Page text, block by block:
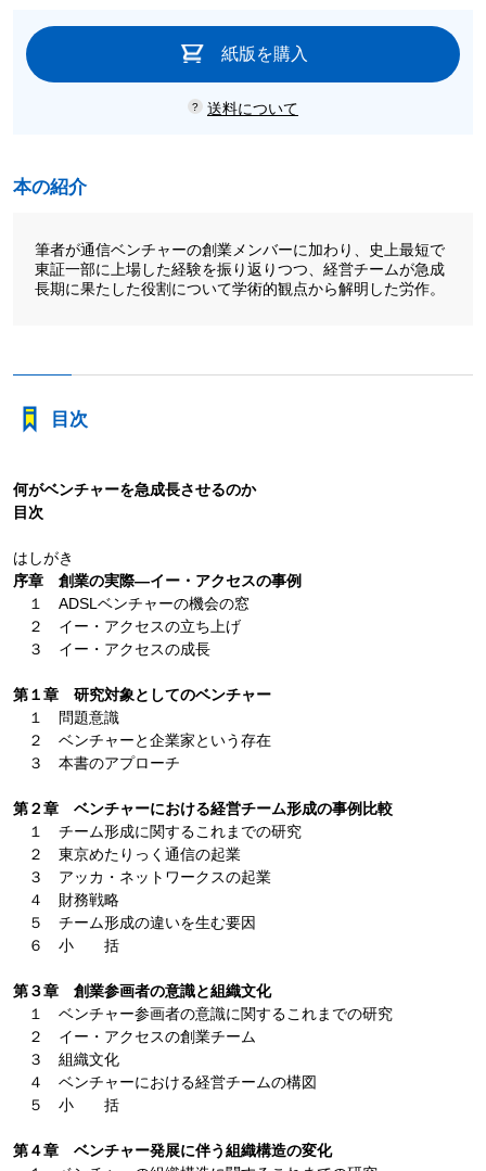
紙版を購入
送料について
本の紹介
筆者が通信ベンチャーの創業メンバーに加わり、史上最短で
東証一部に上場した経験を振り返りつつ、経営チームが急成
長期に果たした役割について学術的観点から解明した労作。
目次
何がベンチャーを急成長させるのか
目次
はしがき
序章 創業の実際―イー・アクセスの事例
１ ADSLベンチャーの機会の窓
２ イー・アクセスの立ち上げ
３ イー・アクセスの成長
第１章 研究対象としてのベンチャー
１ 問題意識
２ ベンチャーと企業家という存在
３ 本書のアプローチ
第２章 ベンチャーにおける経営チーム形成の事例比較
１ チーム形成に関するこれまでの研究
２ 東京めたりっく通信の起業
３ アッカ・ネットワークスの起業
４ 財務戦略
５ チーム形成の違いを生む要因
６ 小 括
第３章 創業参画者の意識と組織文化
１ ベンチャー参画者の意識に関するこれまでの研究
２ イー・アクセスの創業チーム
３ 組織文化
４ ベンチャーにおける経営チームの構図
５ 小 括
第４章 ベンチャー発展に伴う組織構造の変化